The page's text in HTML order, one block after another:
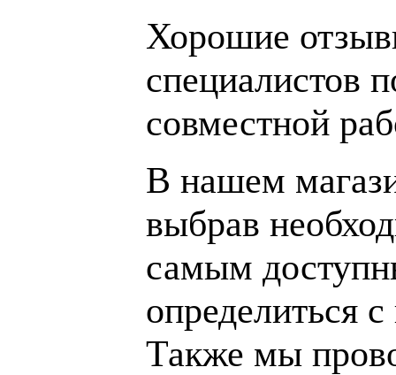
Хорошие
специалистов
совместной
В нашем
выбрав
самым
определиться
Также мы